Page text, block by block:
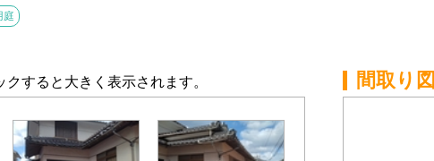
庭
クすると大きく表示されます。 間取り図